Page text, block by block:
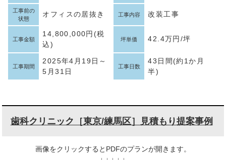
工事前の
状態
オフィスの居抜き 工事内容 改装工事
工事金額
14,800,000円(税
込)
坪単価 42.4万円/坪
工事期間
2025年4月19日～
5月31日
工事日数
43日間(約1か月
半)
歯科クリニック［東京/練馬区］見積もり提案事例
画像をクリックするとPDFのプランが開きます。